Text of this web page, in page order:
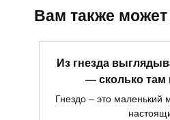
Вам также
Из гнезда
— сколько там
Гнездо – это маленький